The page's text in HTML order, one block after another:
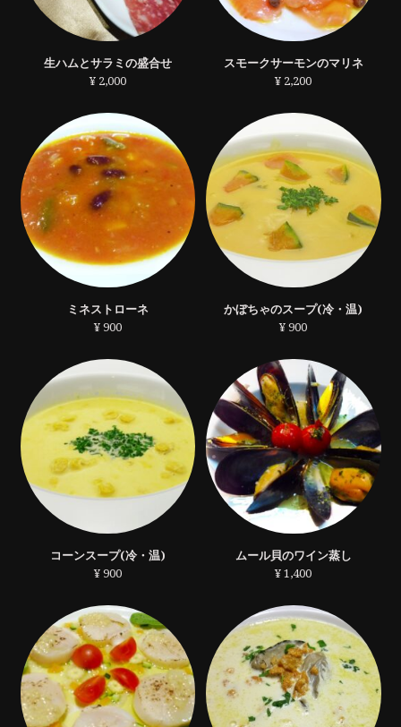
生ハムとサラミの盛合せ
¥ 2,000
スモークサーモンのマリネ
¥ 2,200
ミネストローネ
¥ 900
かぼちゃのスープ(冷・温)
¥ 900
コーンスープ(冷・温)
¥ 900
ムール貝のワイン蒸し
¥ 1,400